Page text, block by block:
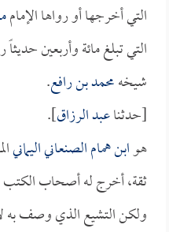
التي أخرجها أو رواها الإمام
التي تبلغ مائة وأربعين حديثاً
شيخهمحمد بن رافع.
[حدثناعبد الرزاق].
هوابن همام الصنعاني اليماني
ثقة، أخرج له أصحاب
ولكن التشيع الذي وصف به